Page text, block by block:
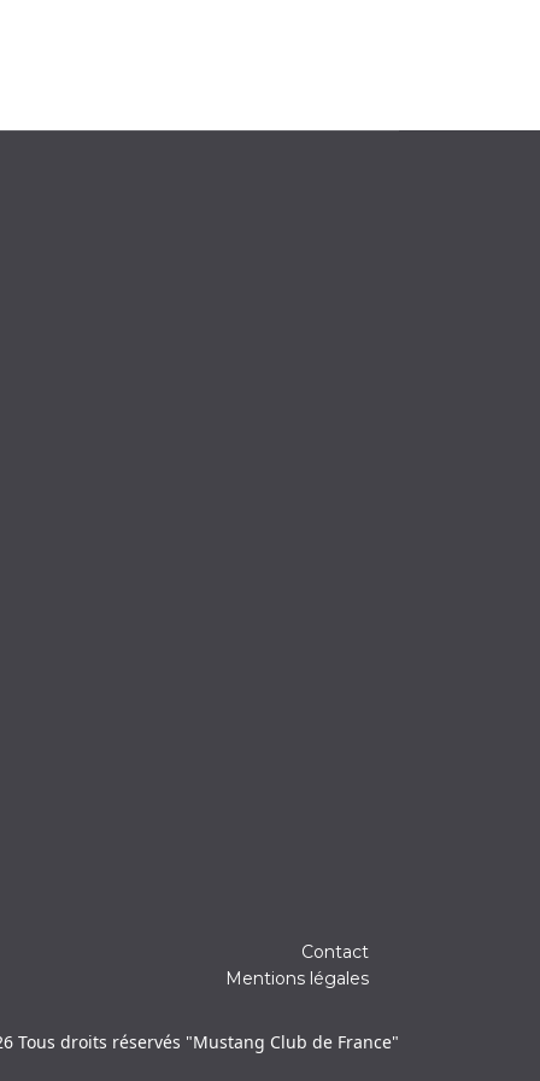
Contact
Mentions légales
Tous droits réservés "Mustang Club de France"